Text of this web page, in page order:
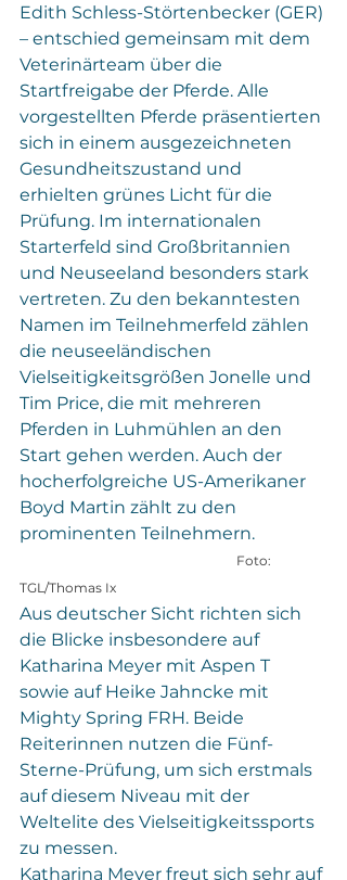
Edith Schless-Störtenbecker (GER)
– entschied gemeinsam mit dem
Veterinärteam über die
Startfreigabe der Pferde. Alle
vorgestellten Pferde präsentierten
sich in einem ausgezeichneten
Gesundheitszustand und
erhielten grünes Licht für die
Prüfung. Im internationalen
Starterfeld sind Großbritannien
und Neuseeland besonders stark
vertreten. Zu den bekanntesten
Namen im Teilnehmerfeld zählen
die neuseeländischen
Vielseitigkeitsgrößen Jonelle und
Tim Price, die mit mehreren
Pferden in Luhmühlen an den
Start gehen werden. Auch der
hocherfolgreiche US-Amerikaner
Boyd Martin zählt zu den
prominenten Teilnehmern.
Foto:
TGL/Thomas Ix
Aus deutscher Sicht richten sich
die Blicke insbesondere auf
Katharina Meyer mit Aspen T
sowie auf Heike Jahncke mit
Mighty Spring FRH. Beide
Reiterinnen nutzen die Fünf-
Sterne-Prüfung, um sich erstmals
auf diesem Niveau mit der
Weltelite des Vielseitigkeitssports
zu messen.
Katharina Meyer freut sich sehr auf